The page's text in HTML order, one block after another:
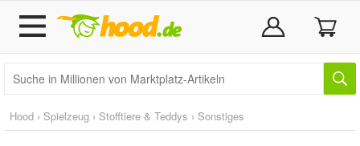
Hood › Spielzeug › Stofftiere & Teddys › Sonstiges